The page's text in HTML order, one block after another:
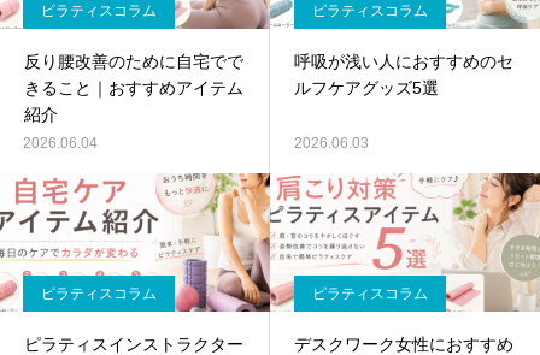
ピラティスコラム
反り腰改善のために自宅でで
きること｜おすすめアイテム
紹介
2026.06.04
ピラティスコラム
呼吸が浅い人におすすめのセ
ルフケアグッズ5選
2026.06.03
ピラティスコラム
ピラティスインストラクター
ピラティスコラム
デスクワーク女性におすすめ